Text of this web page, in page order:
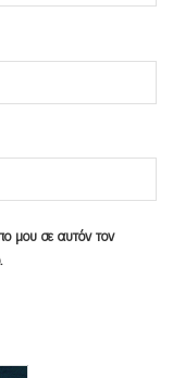
μου σε αυτόν τον